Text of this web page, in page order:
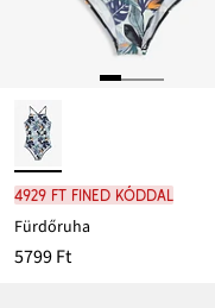
4929 Ft FINED kóddal
Fürdőruha
5799 Ft